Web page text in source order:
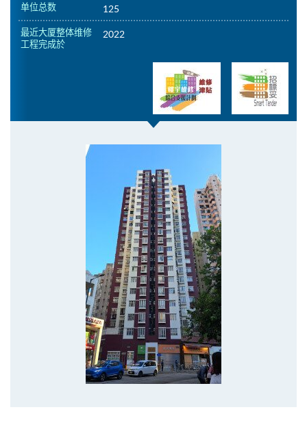
单位总数 125
最近大厦整体维修
工程完成於
2022